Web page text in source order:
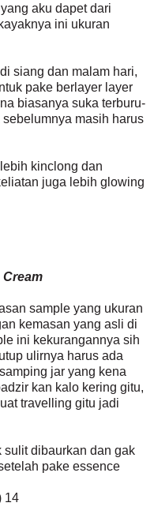
aku dapet dari
ini ukuran
siang dan malam hari,
pake berlayer layer
biasanya suka terburu-
masih harus
kinclong dan
juga lebih glowing
sample yang ukuran
kemasan yang asli di
ini kekurangannya sih
ulirnya harus ada
jar yang kena
kan kalo kering gitu,
travelling gitu jadi
sulit dibaurkan dan gak
pake essence
14